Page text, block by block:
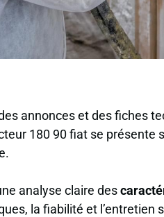
annonces et des fiches
180 90 fiat se
analyse claire des
la fiabilité et l’entretien